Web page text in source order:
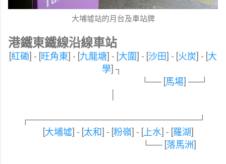
大埔墟站的月台及車站牌
港鐵東鐵線沿線車站
[紅磡] - [旺角東] - [九龍塘] - [大圍] - [沙田] - [火炭] - [大
學] ┐
└── [馬場] ──┘
┌──────────────────────────┘
[大埔墟] - [太和] - [粉嶺] - [上水] - [羅湖]
└── [落馬洲]